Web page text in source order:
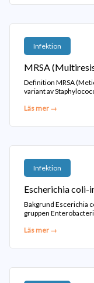
Infektion
MRSA
Definition MRSA
variant av
Läs mer →
Infektion
Escherichia coli-
Bakgrund Escerichia
gruppen
Läs mer →